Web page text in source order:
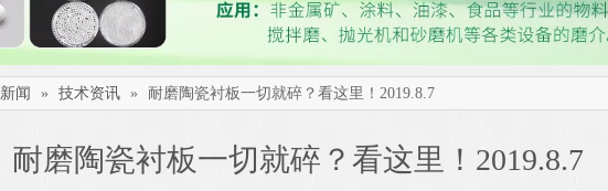
新闻 » 技术资讯 » 耐磨陶瓷衬板一切就碎？看这里！2019.8.7
耐磨陶瓷衬板一切就碎？看这里！2019.8.7